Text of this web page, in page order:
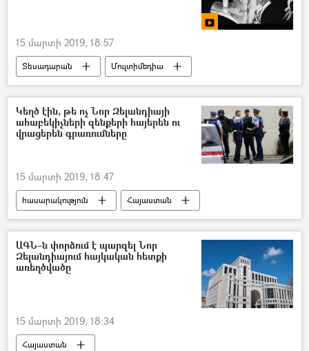
15 մարտի 2019, 18:57
Տեսադարան Մուլտիմեդիա
Կեղծ էին, թե ոչ Նոր Զելանդիայի
ահաբեկիչների զենքերի հայերեն ու
վրացերեն գրառումները
15 մարտի 2019, 18:47
հասարակություն
Հայաստան
Աշխարհ
Քաղաքականություն
ԱԳՆ–ն փորձում է պարզել Նոր
Զելանդիայում հայկական հետքի
առեղծվածը
15 մարտի 2019, 18:34
Հայաստան